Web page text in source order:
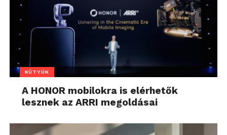
KÜTYÜK
A HONOR mobilokra is elérhetők
lesznek az ARRI megoldásai